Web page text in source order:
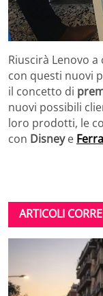
Riuscirà Lenovo
con questi nuovi
il concetto di
nuovi possibili
loro prodotti, le
con Disneye
ARTICOLI